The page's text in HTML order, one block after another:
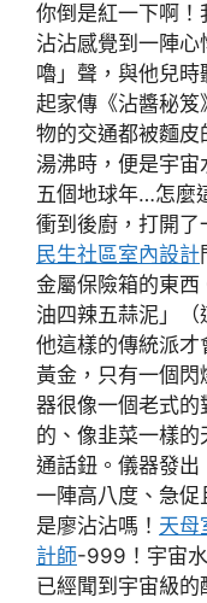
你倒是紅一下啊
沾沾感覺到一陣
嚕」聲，與他兒
起家傳《沾醬秘
物的交通都被麵皮
湯沸時，便是宇
五個地球年…怎麼
衝到後廚，打開
民生社區室內設計
金屬保險箱的東
油四辣五蒜泥」
他這樣的傳統派
黃金，只有一個
器很像一個老式
的、像韭菜一樣
通話鈕。儀器發
一陣高八度、急促
是廖沾沾嗎！ 天母
計師-999！宇宙
已經聞到宇宙級